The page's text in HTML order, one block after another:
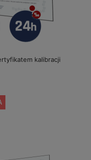
kalibracji